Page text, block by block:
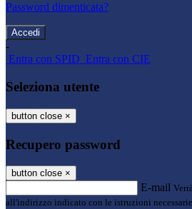
Password dimenticata?
-
Entra con SPID Entra con CIE
Seleziona utente
button close ×
Recupero password
button close ×
E-mail
all'indirizzo indicato con le istruzioni